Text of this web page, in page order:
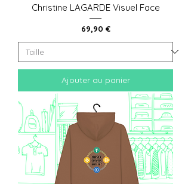
Christine LAGARDE Visuel Face
Prix
69,90 €
Ajouter au panier